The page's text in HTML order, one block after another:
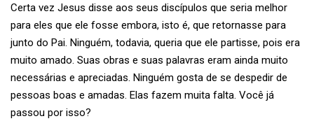
Certa vez Jesus disse aos seus discípulos que seria melhor
para eles que ele fosse embora, isto é, que retornasse para
junto do Pai. Ninguém, todavia, queria que ele partisse, pois era
muito amado. Suas obras e suas palavras eram ainda muito
necessárias e apreciadas. Ninguém gosta de se despedir de
pessoas boas e amadas. Elas fazem muita falta. Você já
passou por isso?